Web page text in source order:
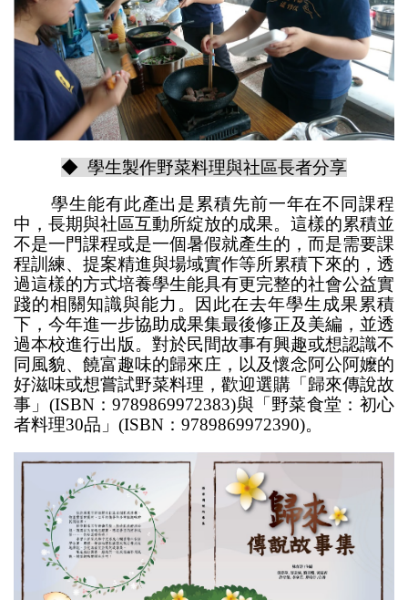
◆ 學生製作野菜料理與社區長者分享
學生能有此產出是累積先前一年在不同課程
中，長期與社區互動所綻放的成果。這樣的累積並
不是一門課程或是一個暑假就產生的，而是需要課
程訓練、提案精進與場域實作等所累積下來的，透
過這樣的方式培養學生能具有更完整的社會公益實
踐的相關知識與能力。因此在去年學生成果累積
下，今年進一步協助成果集最後修正及美編，並透
過本校進行出版。對於民間故事有興趣或想認識不
同風貌、饒富趣味的歸來庄，以及懷念阿公阿嬤的
好滋味或想嘗試野菜料理，歡迎選購「歸來傳說故
事」(ISBN：9789869972383)與「野菜食堂：初心
者料理30品」(ISBN：9789869972390)。